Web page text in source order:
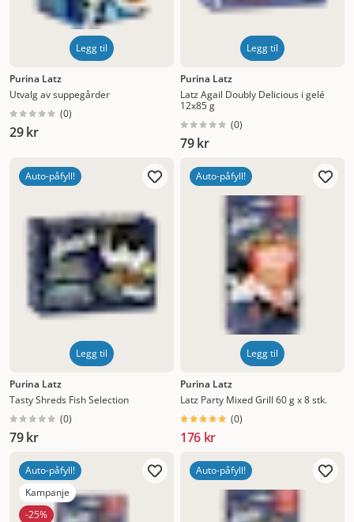
Legg til
Purina Latz
Utvalg av suppegårder
(0)
29 kr
Legg til
Purina Latz
Latz Agail Doubly Delicious i gelé
12x85 g
(0)
79 kr
Auto-påfyll!
Legg til
Purina Latz
Tasty Shreds Fish Selection
(0)
79 kr
Auto-påfyll!
Legg til
Purina Latz
Latz Party Mixed Grill 60 g x 8 stk.
(0)
176 kr
Auto-påfyll!
Kampanje
-25%
Auto-påfyll!